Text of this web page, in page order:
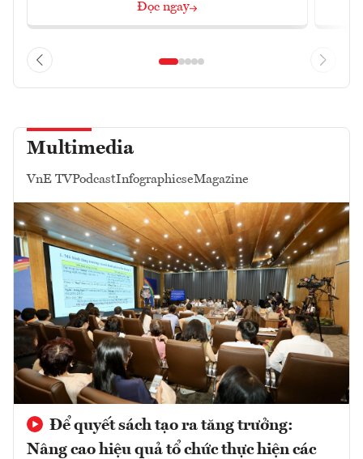
Đọc ngay
Multimedia
VnE TVPodcastInfographicseMagazine
Để quyết sách tạo ra tăng trưởng:
Nâng cao hiệu quả tổ chức thực hiện các